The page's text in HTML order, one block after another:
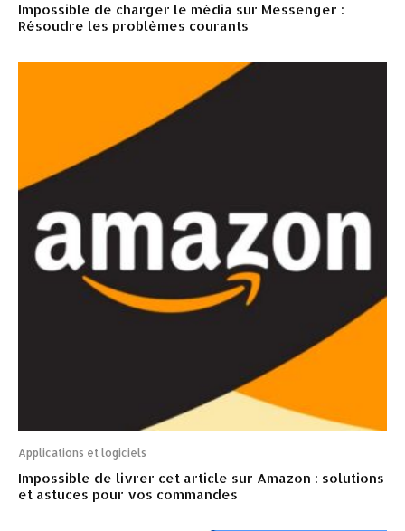
Impossible de charger le média sur Messenger :
Résoudre les problèmes courants
Applications et logiciels
Impossible de livrer cet article sur Amazon : solutions
et astuces pour vos commandes